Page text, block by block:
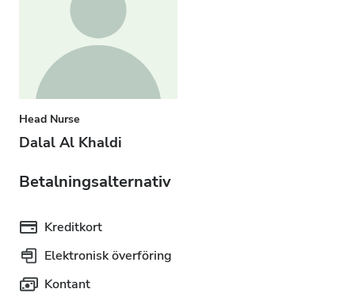
Head Nurse
Dalal Al Khaldi
Betalningsalternativ
Kreditkort
Elektronisk överföring
Kontant